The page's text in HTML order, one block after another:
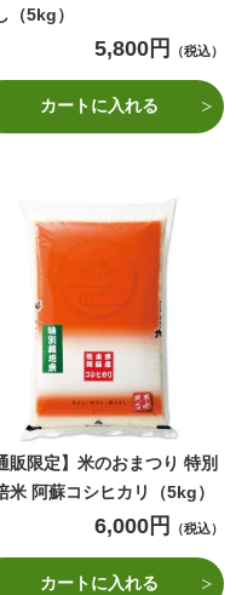
（5kg）
5,800円 （税込）
カートに入れる
販限定】米のおまつり 特別
米 阿蘇コシヒカリ（5kg）
6,000円 （税込）
カートに入れる